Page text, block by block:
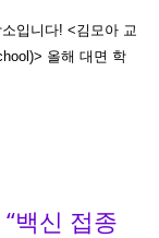
입니다! <김모아 교
올해 대면 학
백신 접종